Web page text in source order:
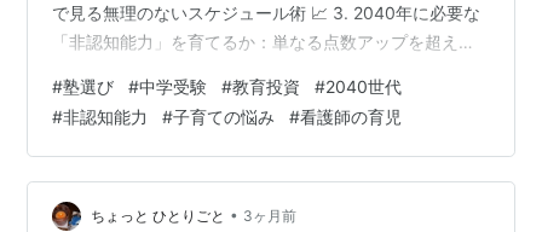
で見る無理のないスケジュール術 📈 3. 2040年に必要な
「非認知能力」を育てるか：単なる点数アップを超えた
「相性」をマッチングさせる 偏差値だけで選ばない。
2040年を生き抜く「思考力」を育む環境探し ✨ 2040
年、お子さんが社会の中心となる頃、求められるのは単
なる知識の量ではなく、正解のない問いに立ち向かう
「思考力」と「レジリエンス（折れない心）」です。 現
#塾選び #中学受験 #教育投資 #2040世代
#非認知能力 #子育ての悩み #看護師の育児
ちょっと ひとりごと • 3ヶ月前